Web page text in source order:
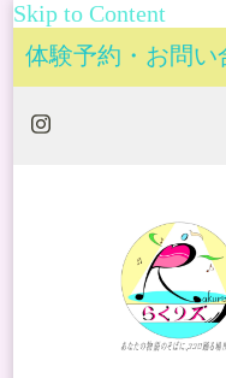
Skip to Content
体験予約・お問い